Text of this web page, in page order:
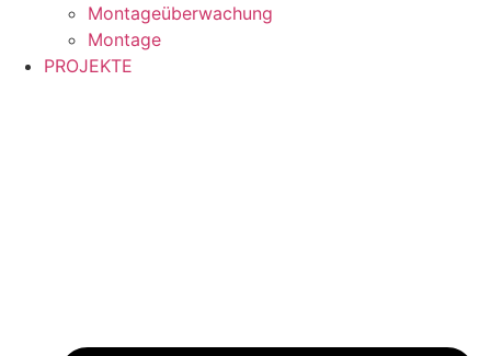
Montageüberwachung
Montage
PROJEKTE